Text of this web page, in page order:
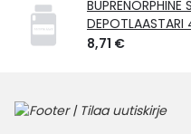
DEPOTLAASTARI
8,71 €